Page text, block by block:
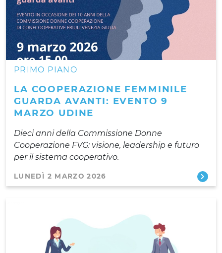
PRIMO PIANO
LA COOPERAZIONE FEMMINILE
GUARDA AVANTI: EVENTO 9
MARZO UDINE
Dieci anni della Commissione Donne
Cooperazione FVG: visione, leadership e futuro
per il sistema cooperativo.
LUNEDÌ 2 MARZO 2026